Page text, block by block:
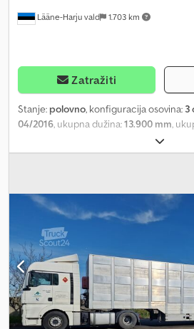
Lääne-Harju vald 1.703 km
Zatražiti
Stanje: polovno, konfiguracija osovina: 3
04/2016, ukupna dužina:13.900 mm,
, suspencija:
2016, Dodatne informacije: Brend:
NKS SCB S3B Nadogradnja: transport
Vešanje: vazdušno Kočnice: disk
2.550 mm / 4.490 mm Masa: puna/prazna:
vešanja: vazdušno Kočnice: disk Podizna
= Više informacija = Vešanje: vazdušno
podizna osovina Prazna masa: 9.760 kg
Csdoutbb Tjpfx Akasha Dozvoljena